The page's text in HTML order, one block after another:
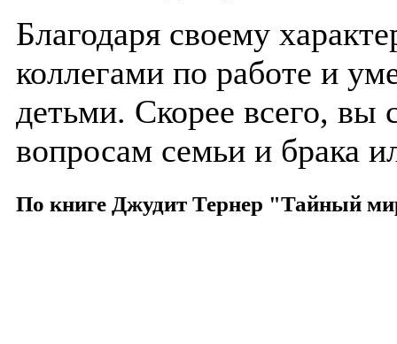
Благодаря своему
коллегами по работе и
детьми. Скорее всего, вы
вопросам семьи и брака
По книге Джудит Тернер "Тайный